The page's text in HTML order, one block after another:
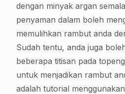
dengan minyak argan
penyaman dalam boleh
memulihkan rambut anda
Sudah tentu, anda juga
beberapa titisan pada
untuk menjadikan rambut
adalah tutorial